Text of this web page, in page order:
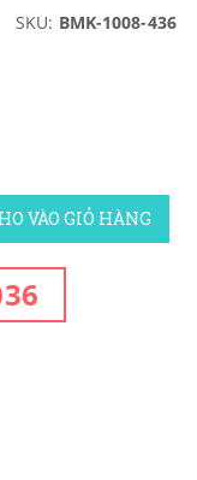
SKU: BMK-1008-436
VÀO GIỎ HÀNG